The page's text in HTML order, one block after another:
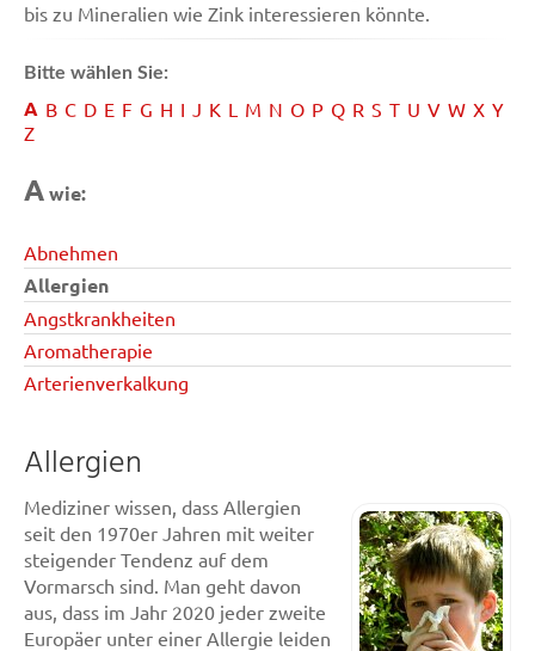
bis zu Mineralien wie Zink interessieren könnte.
Bitte wählen Sie:
A B C D E F G H I J K L M N O P Q R S T U V W X Y
Z
Awie:
Abnehmen
Allergien
Angstkrankheiten
Aromatherapie
Arterienverkalkung
Allergien
Mediziner wissen, dass Allergien
seit den 1970er Jahren mit weiter
steigender Tendenz auf dem
Vormarsch sind. Man geht davon
aus, dass im Jahr 2020 jeder zweite
Europäer unter einer Allergie leiden